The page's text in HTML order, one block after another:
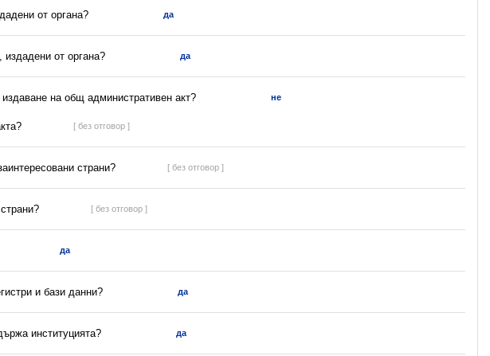
от органа? да
от органа? да
на общ административен акт? не
[ без отговор ]
страни? [ без отговор ]
[ без отговор ]
да
и бази данни? да
институцията? да